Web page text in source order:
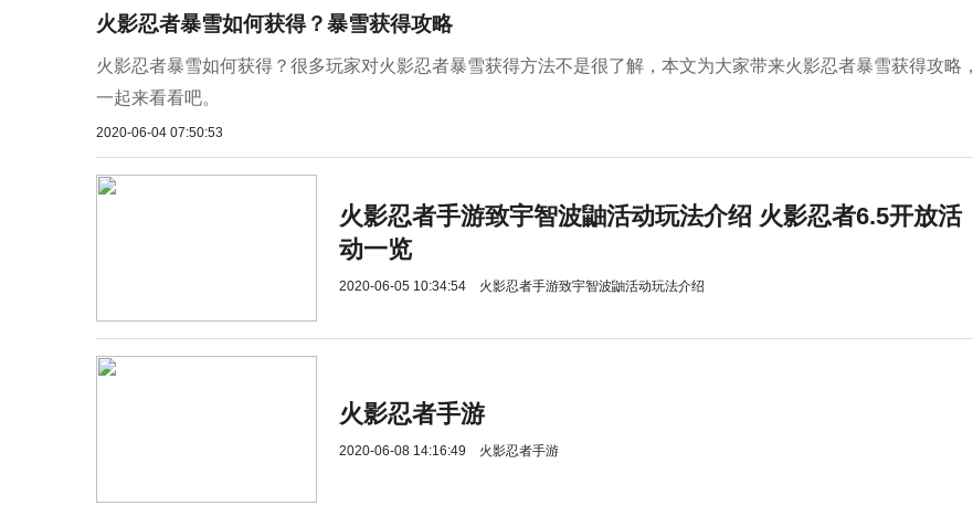
火影忍者暴雪如何获得？暴雪获得攻略
火影忍者暴雪如何获得？很多玩家对火影忍者暴雪获得方法不是很了解，本文为大家带来火影忍者暴雪获得攻略，
一起来看看吧。
2020-06-04 07:50:53
火影忍者手游致宇智波鼬活动玩法介绍 火影忍者6.5开放活
动一览
2020-06-05 10:34:54 火影忍者手游致宇智波鼬活动玩法介绍
火影忍者手游
2020-06-08 14:16:49 火影忍者手游